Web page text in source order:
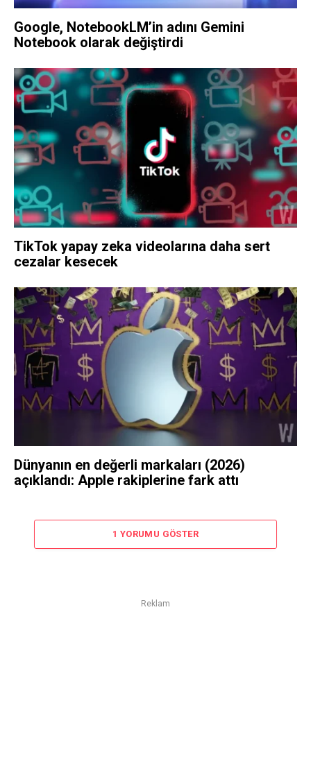
Google, NotebookLM’in adını Gemini
Notebook olarak değiştirdi
TikTok yapay zeka videolarına daha sert
cezalar kesecek
Dünyanın en değerli markaları (2026)
açıklandı: Apple rakiplerine fark attı
1 YORUMU GÖSTER
Reklam